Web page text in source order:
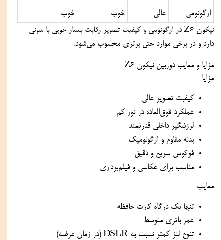
ارگونومی
عالی خوب
خوب
نیکون Z6 در ارگونومی و کیفیت تصویر رقابت بسیار خوبی با سونی
دارد و در برخی موارد حتی برتری محسوب می‌شود.
مزایا و معایب دوربین نیکون Z6
مزایا
کیفیت تصویر عالی
عملکرد فوق‌العاده در نور کم
لرزشگیر داخلی قدرتمند
بدنه مقاوم و ارگونومیک
فوکوس سریع و دقیق
مناسب برای عکاسی و فیلم‌برداری
معایب
تنها یک درگاه کارت حافظه
عمر باتری متوسط
تنوع لنز کمتر نسبت به DSLR (در زمان عرضه)